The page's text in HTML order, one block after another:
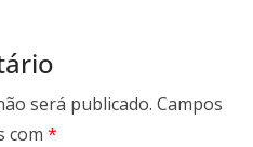
será publicado. Campos
com *